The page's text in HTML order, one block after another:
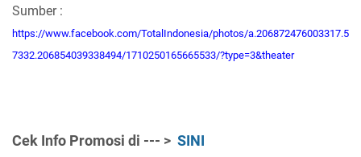
Sumber :
https://www.facebook.com/TotalIndonesia/photos/a.206872476003317.5
7332.206854039338494/1710250165665533/?type=3&theater
Cek Info Promosi di --- > SINI